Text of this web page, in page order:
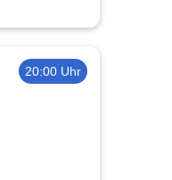
20:00 Uhr